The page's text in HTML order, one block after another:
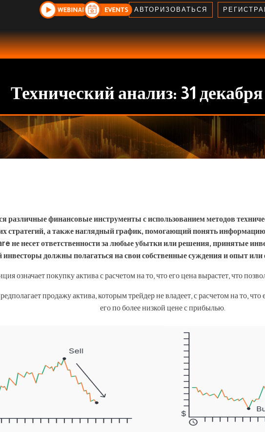
АВТОРИЗОВАТЬСЯ
Технический анализ: 31 декабря
различные финансовые инструменты с использованием методов
стратегий, а также наглядный график, помогающий понять
не несет ответственности за любые убытки или решения, принятые
должны полагаться на свои собственные суждения и опыт или
означает покупку актива с расчетом на то, что его цена вырастет, что
продажу актива, которым трейдер не владеет, с расчетом на то,
его по более низкой цене с прибылью.